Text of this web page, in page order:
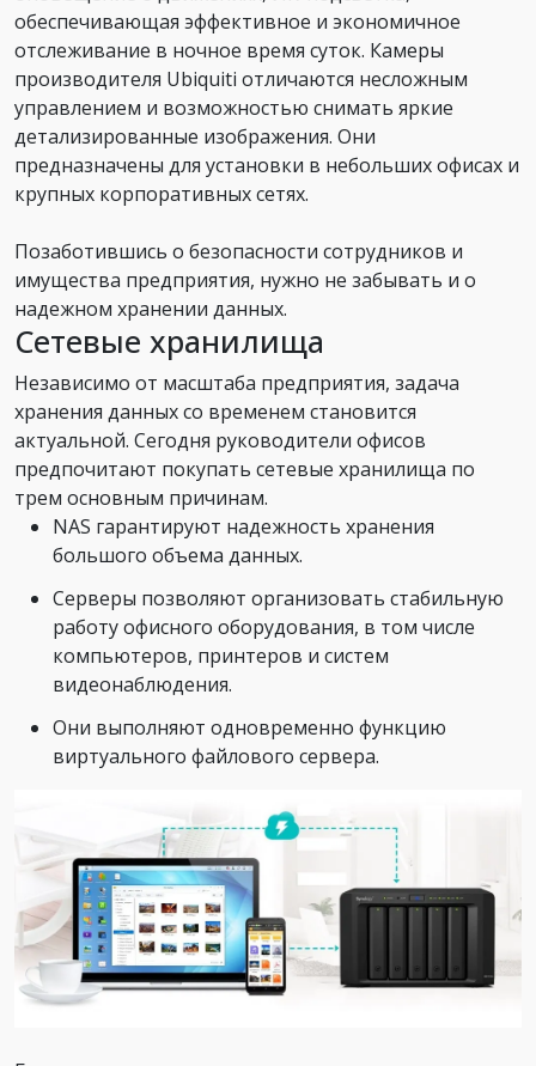
обеспечивающая эффективное и экономичное
отслеживание в ночное время суток. Камеры
производителя Ubiquiti отличаются несложным
управлением и возможностью снимать яркие
детализированные изображения. Они
предназначены для установки в небольших офисах и
крупных корпоративных сетях.
Позаботившись о безопасности сотрудников и
имущества предприятия, нужно не забывать и о
надежном хранении данных.
Сетевые хранилища
Независимо от масштаба предприятия, задача
хранения данных со временем становится
актуальной. Сегодня руководители офисов
предпочитают покупать сетевые хранилища по
трем основным причинам.
NAS гарантируют надежность хранения
большого объема данных.
Серверы позволяют организовать стабильную
работу офисного оборудования, в том числе
компьютеров, принтеров и систем
видеонаблюдения.
Они выполняют одновременно функцию
виртуального файлового сервера.